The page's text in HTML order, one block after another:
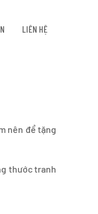
LIÊN HỆ
nên để tặng
thước tranh